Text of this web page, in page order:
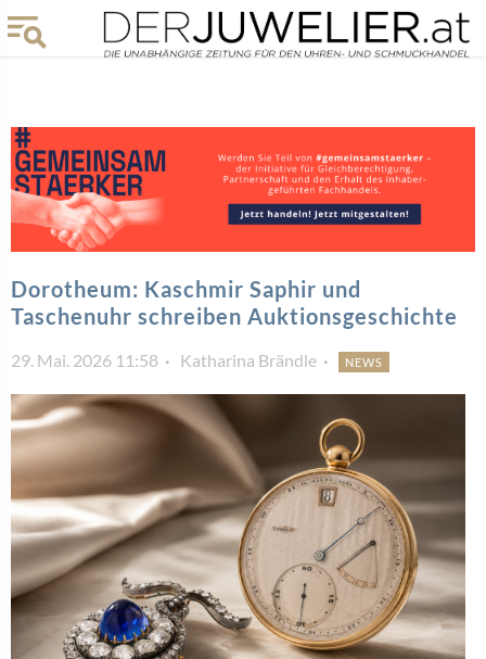
Dorotheum: Kaschmir Saphir und
Taschenuhr schreiben Auktionsgeschichte
29. Mai. 2026 11:58 Katharina Brändle NEWS